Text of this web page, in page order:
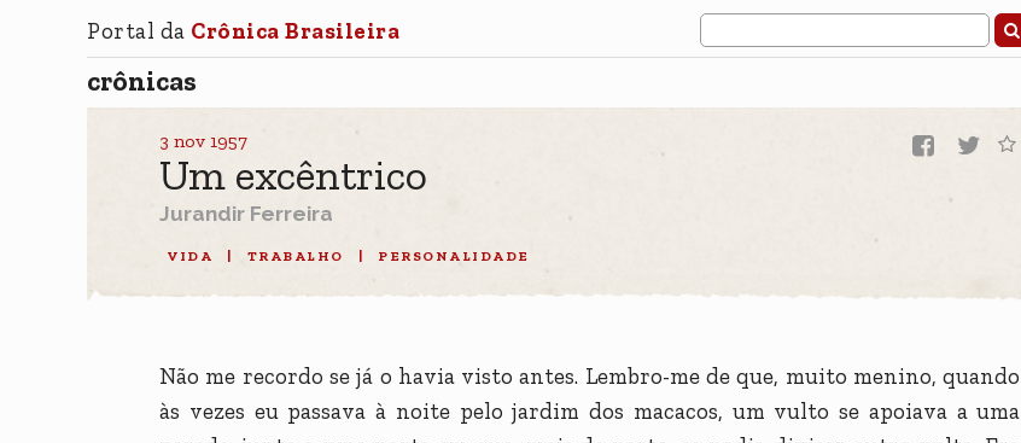
Portal da Crônica Brasileira
crônicas
3 nov 1957
Um excêntrico
Jurandir Ferreira
VIDA TRABALHO PERSONALIDADE
Não me recordo se já o havia visto antes. Lembro-me de que, muito menino, quando
às vezes eu passava à noite pelo jardim dos macacos, um vulto se apoiava a uma